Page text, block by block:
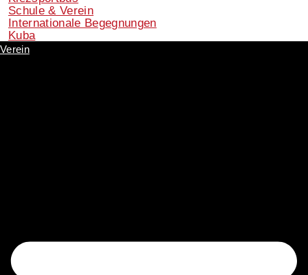
Schule & Verein
Internationale Begegnungen
Kuba
Verein